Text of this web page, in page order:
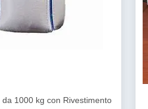
da 1000 kg con Rivestimento